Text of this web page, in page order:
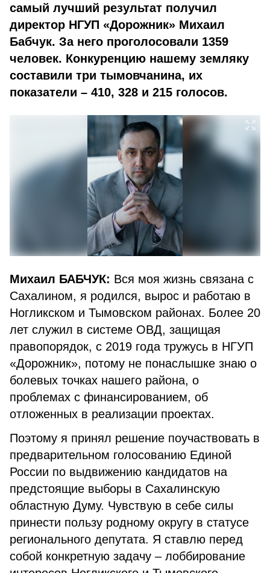
самый лучший результат получил
директор НГУП «Дорожник» Михаил
Бабчук. За него проголосовали 1359
человек. Конкуренцию нашему земляку
составили три тымовчанина, их
показатели – 410, 328 и 215 голосов.
Михаил БАБЧУК: Вся моя жизнь связана с
Сахалином, я родился, вырос и работаю в
Ногликском и Тымовском районах. Более 20
лет служил в системе ОВД, защищая
правопорядок, с 2019 года тружусь в НГУП
«Дорожник», потому не понаслышке знаю о
болевых точках нашего района, о
проблемах с финансированием, об
отложенных в реализации проектах.
Поэтому я принял решение поучаствовать в
предварительном голосованию Единой
России по выдвижению кандидатов на
предстоящие выборы в Сахалинскую
областную Думу. Чувствую в себе силы
принести пользу родному округу в статусе
регионального депутата. Я ставлю перед
собой конкретную задачу – лоббирование